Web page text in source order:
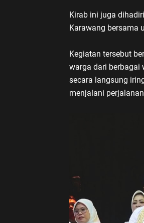
Kirab ini juga
Karawang bersama
Kegiatan tersebut
warga dari berbagai
secara langsung
menjalani